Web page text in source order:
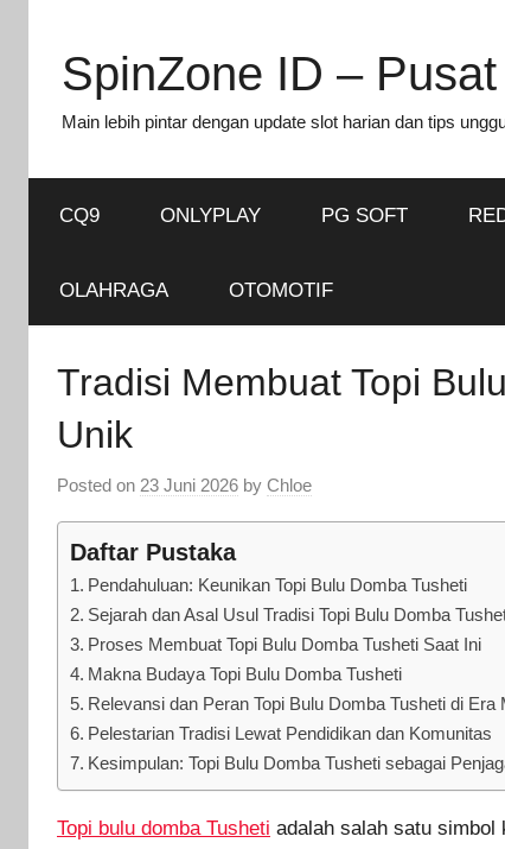
contentSpinZone ID –
Main lebih pintar dengan update slot harian dan tips
CQ9 ONLYPLAY PG SOFT
OLAHRAGA OTOMOTIF
Tradisi Membuat Topi
Unik
Posted on 23 Juni 2026 by Chloe
Daftar Pustaka
Pendahuluan: Keunikan Topi Bulu Domba Tusheti
Sejarah dan Asal Usul Tradisi Topi Bulu Domba
Proses Membuat Topi Bulu Domba Tusheti Saat Ini
Makna Budaya Topi Bulu Domba Tusheti
Relevansi dan Peran Topi Bulu Domba Tusheti di Era
Pelestarian Tradisi Lewat Pendidikan dan Komunitas
Kesimpulan: Topi Bulu Domba Tusheti sebagai
Topi bulu domba Tusheti adalah salah satu simbol